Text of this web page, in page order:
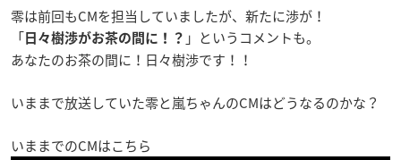
零は前回もCMを担当していましたが、新たに渉が！
「 日々樹渉がお茶の間に！？ 」というコメントも。
あなたのお茶の間に！日々樹渉です！！
いままで放送していた零と嵐ちゃんのCMはどうなるのかな？
いままでのCMはこちら